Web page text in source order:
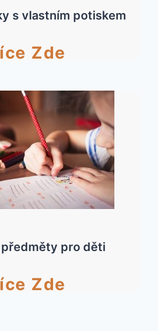
s vlastním potiskem
Zde
předměty pro děti
Zde